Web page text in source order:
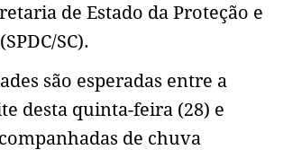
de Estado da Proteção e
SC).
são esperadas entre a
desta quinta-feira (28) e
de chuva